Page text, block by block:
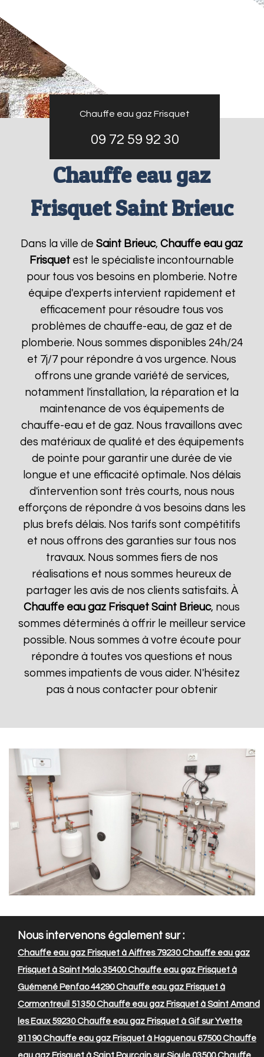
Chauffe eau gaz Frisquet
09 72 59 92 30
Chauffe eau gaz
Frisquet Saint Brieuc
Dans la ville deSaint Brieuc,Chauffe eau gaz
Frisquet est le spécialiste incontournable
pour tous vos besoins en plomberie. Notre
équipe d'experts intervient rapidement et
efficacement pour résoudre tous vos
problèmes de chauffe-eau, de gaz et de
plomberie. Nous sommes disponibles 24h/24
et 7j/7 pour répondre à vos urgence. Nous
offrons une grande variété de services,
notamment l'installation, la réparation et la
maintenance de vos équipements de
chauffe-eau et de gaz. Nous travaillons avec
des matériaux de qualité et des équipements
de pointe pour garantir une durée de vie
longue et une efficacité optimale. Nos délais
d'intervention sont très courts, nous nous
efforçons de répondre à vos besoins dans les
plus brefs délais. Nos tarifs sont compétitifs
et nous offrons des garanties sur tous nos
travaux. Nous sommes fiers de nos
réalisations et nous sommes heureux de
partager les avis de nos clients satisfaits. À
Chauffe eau gaz Frisquet Saint Brieuc, nous
sommes déterminés à offrir le meilleur service
possible. Nous sommes à votre écoute pour
répondre à toutes vos questions et nous
sommes impatients de vous aider. N'hésitez
pas à nous contacter pour obtenir
Nous intervenons également sur :
Chauffe eau gaz Frisquet à Aiffres 79230Chauffe eau gaz
Frisquet à Saint Malo 35400Chauffe eau gaz Frisquet à
Guémené Penfao 44290Chauffe eau gaz Frisquet à
Cormontreuil 51350Chauffe eau gaz Frisquet à Saint Amand
les Eaux 59230Chauffe eau gaz Frisquet à Gif sur Yvette
91190Chauffe eau gaz Frisquet à Haguenau 67500Chauffe